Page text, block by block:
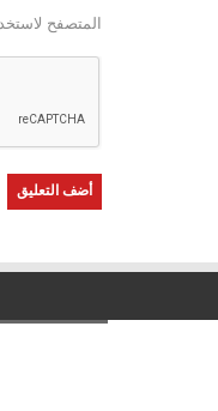
المتصفح